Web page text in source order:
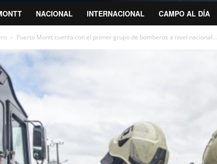
NACIONAL INTERNACIONAL CAMPO AL DÍA
Puerto Montt cuenta con el primer grupo de bomberos a nivel nacional...